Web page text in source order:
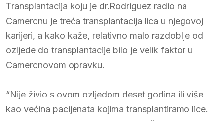
Transplantacija koju je dr.Rodriguez radio na
Cameronu je treća transplantacija lica u njegovoj
karijeri, a kako kaže, relativno malo razdoblje od
ozljede do transplantacije bilo je velik faktor u
Cameronovom opravku.
“Nije živio s ovom ozljedom deset godina ili više
kao većina pacijenata kojima transplantiramo lice.